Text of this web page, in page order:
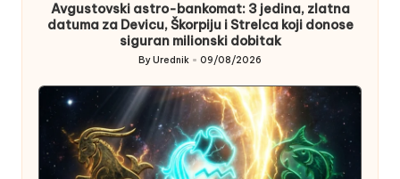
Avgustovski astro-bankomat: 3 jedina, zlatna
datuma za Devicu, Škorpiju i Strelca koji donose
siguran milionski dobitak
Posted
ByUrednik 09/08/2026